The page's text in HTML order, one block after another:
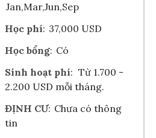
Jan,Mar,Jun,Sep
Học phí: 37,000 USD
Học bổng: Có
Sinh hoạt phí: Từ 1.700 -
2.200 USD mỗi tháng.
ĐỊNH CƯ: Chưa có thông
tin